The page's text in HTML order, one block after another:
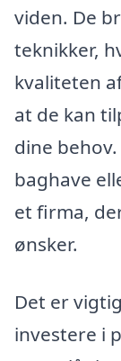
viden. De
teknikker,
kvaliteten
at de kan
dine
baghave
et firma,
ønsker.
Det er
investere i